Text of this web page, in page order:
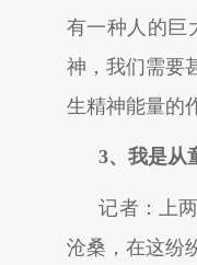
有一种人的巨
神，我们需要
生精神能量的
3、我是从
记者：上
沧桑，在这纷